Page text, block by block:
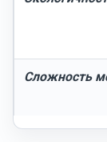
Сложность